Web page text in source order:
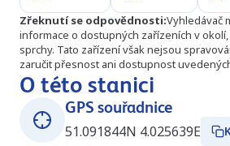
Zřeknutí se odpovědnosti:Vyhledávač
informace o dostupných zařízeních v
sprchy. Tato zařízení však nejsou
zaručit přesnost ani dostupnost
O této stanici
GPS souřadnice
51.091844N 4.025639E